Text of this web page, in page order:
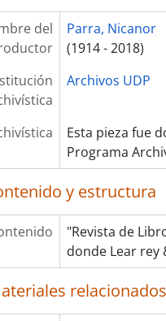
del
Parra, Nicanor
(1914 - 2018)
Archivos UDP
Esta pieza fue
Programa
y estructura
"Revista de
donde Lear rey
relacionados